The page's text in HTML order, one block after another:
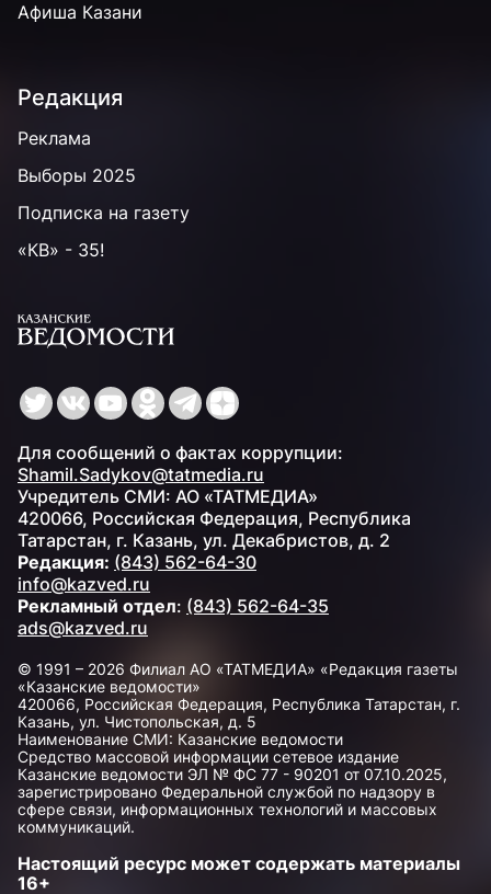
Афиша Казани
Редакция
Реклама
Выборы 2025
Подписка на газету
«КВ» - 35!
Для сообщений о фактах коррупции:
Shamil.Sadykov@tatmedia.ru
Учредитель СМИ: АО «ТАТМЕДИА»
420066, Российская Федерация, Республика
Татарстан, г. Казань, ул. Декабристов, д. 2
Редакция: (843) 562-64-30
info@kazved.ru
Рекламный отдел: (843) 562-64-35
ads@kazved.ru
© 1991 – 2026 Филиал АО «ТАТМЕДИА» «Редакция газеты
«Казанские ведомости»
420066, Российская Федерация, Республика Татарстан, г.
Казань, ул. Чистопольская, д. 5
Наименование СМИ: Казанские ведомости
Средство массовой информации сетевое издание
Казанские ведомости ЭЛ № ФС 77 - 90201 от 07.10.2025,
зарегистрировано Федеральной службой по надзору в
сфере связи, информационных технологий и массовых
коммуникаций.
Настоящий ресурс может содержать материалы
16+